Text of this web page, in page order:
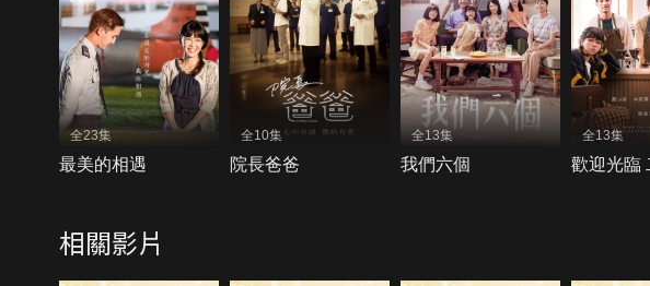
全23集
最美的相遇
全10集
院長爸爸
全13集
我們六個
全13集
歡迎光臨
相關影片